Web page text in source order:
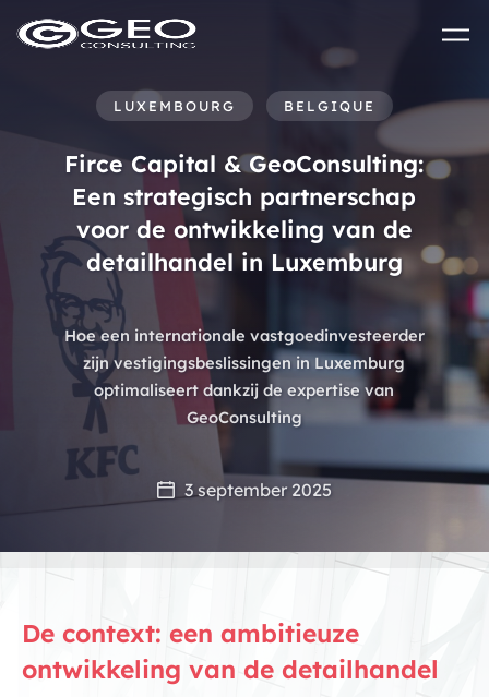
Skip to main content
LUXEMBOURG BELGIQUE
Firce Capital & GeoConsulting:
Een strategisch partnerschap
voor de ontwikkeling van de
detailhandel in Luxemburg
Hoe een internationale vastgoedinvesteerder
zijn vestigingsbeslissingen in Luxemburg
optimaliseert dankzij de expertise van
GeoConsulting
3 september 2025
De context: een ambitieuze
ontwikkeling van de detailhandel